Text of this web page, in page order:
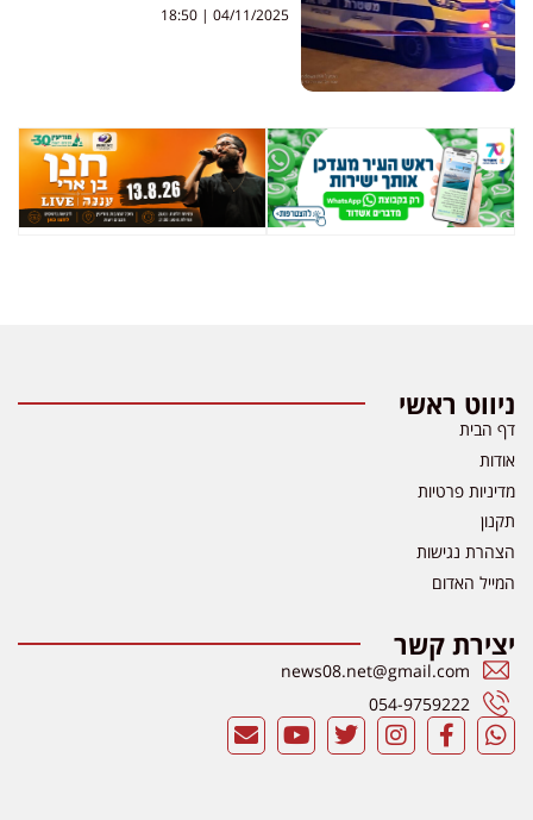
04/11/2025
ניווט ראשי
דף הבית
אודות
מדיניות פרטיות
תקנון
הצהרת נגישות
המייל האדום
יצירת קשר
news08.net@gmail.com
054-9759222